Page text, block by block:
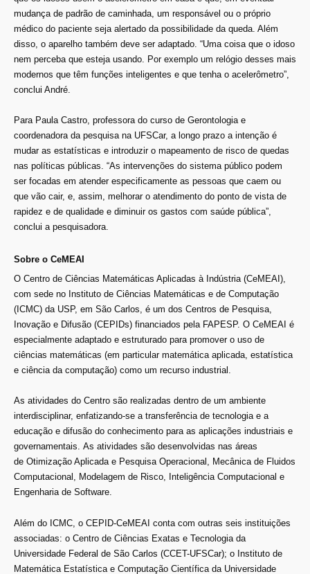
mudança de padrão de caminhada, um responsável ou o próprio
médico do paciente seja alertado da possibilidade da queda. Além
disso, o aparelho também deve ser adaptado. “Uma coisa que o idoso
nem perceba que esteja usando. Por exemplo um relógio desses mais
modernos que têm funções inteligentes e que tenha o acelerômetro”,
conclui André.
Para Paula Castro, professora do curso de Gerontologia e
coordenadora da pesquisa na UFSCar, a longo prazo a intenção é
mudar as estatísticas e introduzir o mapeamento de risco de quedas
nas políticas públicas. “As intervenções do sistema público podem
ser focadas em atender especificamente as pessoas que caem ou
que vão cair, e, assim, melhorar o atendimento do ponto de vista de
rapidez e de qualidade e diminuir os gastos com saúde pública”,
conclui a pesquisadora.
Sobre o CeMEAI
O Centro de Ciências Matemáticas Aplicadas à Indústria (CeMEAI),
com sede no Instituto de Ciências Matemáticas e de Computação
(ICMC) da USP, em São Carlos, é um dos Centros de Pesquisa,
Inovação e Difusão (CEPIDs) financiados pela FAPESP. O CeMEAI é
especialmente adaptado e estruturado para promover o uso de
ciências matemáticas (em particular matemática aplicada, estatística
e ciência da computação) como um recurso industrial.
As atividades do Centro são realizadas dentro de um ambiente
interdisciplinar, enfatizando-se a transferência de tecnologia e a
educação e difusão do conhecimento para as aplicações industriais e
governamentais. As atividades são desenvolvidas nas áreas
de Otimização Aplicada e Pesquisa Operacional, Mecânica de Fluidos
Computacional, Modelagem de Risco, Inteligência Computacional e
Engenharia de Software.
Além do ICMC, o CEPID-CeMEAI conta com outras seis instituições
associadas: o Centro de Ciências Exatas e Tecnologia da
Universidade Federal de São Carlos (CCET-UFSCar); o Instituto de
Matemática Estatística e Computação Científica da Universidade